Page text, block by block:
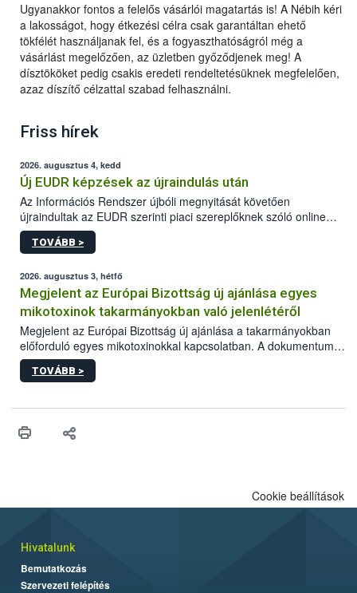
Ugyanakkor fontos a felelős vásárlói magatartás is! A Nébih kéri
a lakosságot, hogy étkezési célra csak garantáltan ehető
tökfélét használjanak fel, és a fogyaszthatóságról még a
vásárlást megelőzően, az üzletben győződjenek meg! A
dísztököket pedig csakis eredeti rendeltetésüknek megfelelően,
azaz díszítő célzattal szabad felhasználni.
Friss hírek
2026. augusztus 4, kedd
Új EUDR képzések az újraindulás után
Az Információs Rendszer újbóli megnyitását követően
újraindultak az EUDR szerinti piaci szereplőknek szóló online
képzések.
TOVÁBB >
2026. augusztus 3, hétfő
Megjelent az Európai Bizottság új ajánlása egyes
mikotoxinok takarmányokban való jelenlétéről
Megjelent az Európai Bizottság új ajánlása a takarmányokban
előforduló egyes mikotoxinokkal kapcsolatban. A dokumentum
2027-től új irányértékek alkalmazását írja elő, és a jelenleg
hatályos uniós ajánlások helyébe lép.
TOVÁBB >
Cookie beállítások
Hivatalunk
Bemutatkozás
Szervezeti felépítés